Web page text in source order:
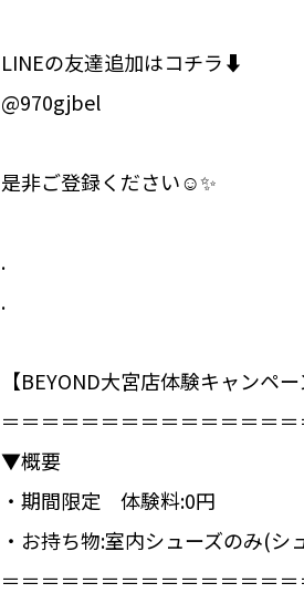
LINEの友達追加はコチラ⬇️
@970gjbel
是非ご登録ください☺️✨
.
.
【BEYOND大宮店体験キャンペー
＝＝＝＝＝＝＝＝＝＝＝＝＝＝
▼概要⁣
・期間限定 体験料:0円
・お持ち物:室内シューズのみ⁣(
＝＝＝＝＝＝＝＝＝＝＝＝＝＝